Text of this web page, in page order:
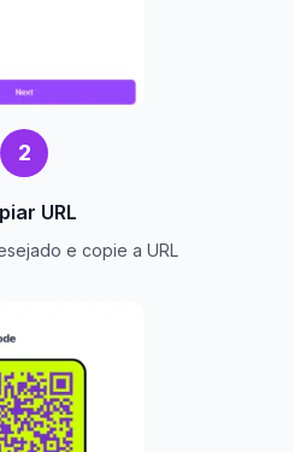
2
URL
e copie a URL